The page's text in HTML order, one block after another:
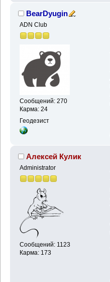
BearDyugin
ADN Club
Сообщений: 270
Карма: 24
Геодезист
Алексей Кулик
Administrator
Сообщений: 1123
Карма: 173